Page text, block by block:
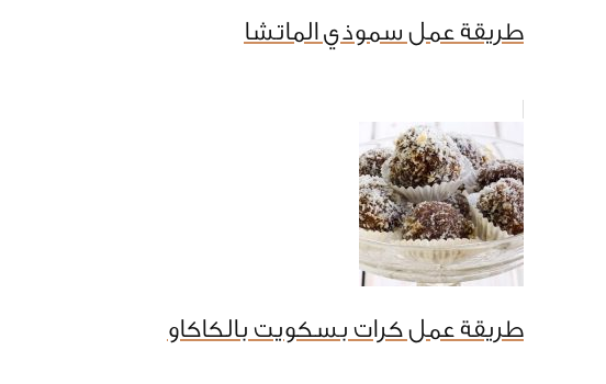
طريقة عمل سموذي الماتشا
طريقة عمل كرات بسكويت بالكاكاو